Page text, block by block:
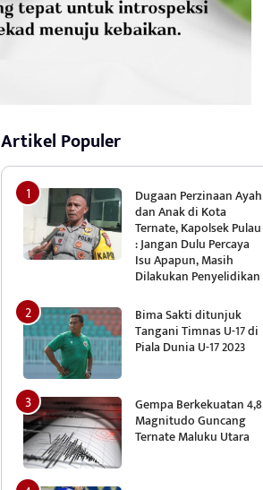
Artikel Populer
Dugaan Perzinaan Ayah
dan Anak di Kota
Ternate, Kapolsek Pulau
: Jangan Dulu Percaya
Isu Apapun, Masih
Dilakukan Penyelidikan
Bima Sakti ditunjuk
Tangani Timnas U-17 di
Piala Dunia U-17 2023
Gempa Berkekuatan 4,8
Magnitudo Guncang
Ternate Maluku Utara